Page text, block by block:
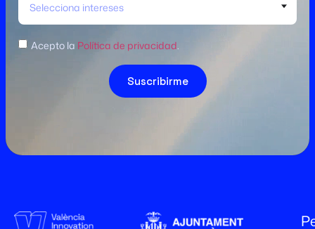
Selecciona intereses
Acepto la Política de privacidad
Suscribirme